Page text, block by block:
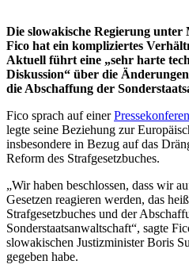
Die slowakische Regierung
Fico hat ein kompliziertes
Aktuell führt eine „sehr harte
Diskussion“ über die
die Abschaffung der
Fico sprach auf einer
legte seine Beziehung zur
insbesondere in Bezug auf das
Reform des Strafgesetzbuches.
„Wir haben beschlossen, dass wir
Gesetzen reagieren werden, das
Strafgesetzbuches und der
Sonderstaatsanwaltschaft“, sagte
slowakischen Justizminister Boris
gegeben habe.